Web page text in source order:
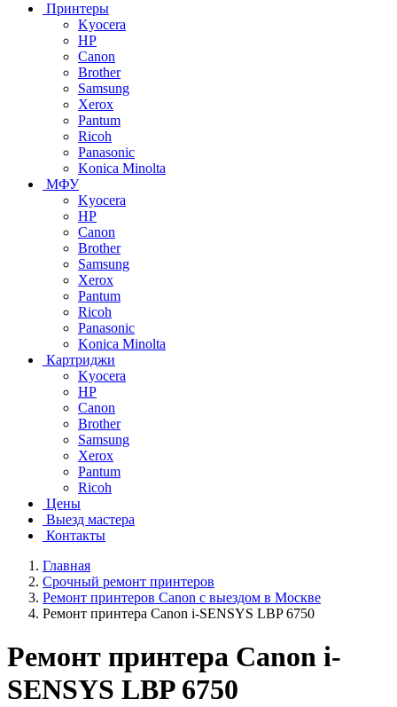
Принтеры
Kyocera
HP
Canon
Brother
Samsung
Xerox
Pantum
Ricoh
Panasonic
Konica Minolta
МФУ
Kyocera
HP
Canon
Brother
Samsung
Xerox
Pantum
Ricoh
Panasonic
Konica Minolta
Картриджи
Kyocera
HP
Canon
Brother
Samsung
Xerox
Pantum
Ricoh
Цены
Выезд мастера
Контакты
Главная
Срочный ремонт принтеров
Ремонт принтеров Canon с выездом в Москве
Ремонт принтера Canon i-SENSYS LBP 6750
Ремонт принтера Canon i-
SENSYS LBP 6750